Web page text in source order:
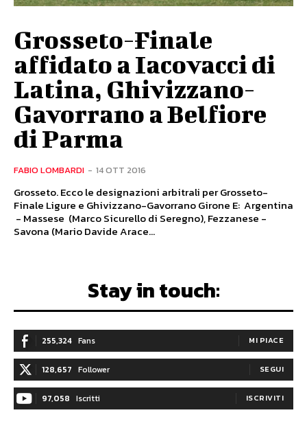
Grosseto-Finale
affidato a Iacovacci di
Latina, Ghivizzano-
Gavorrano a Belfiore
di Parma
FABIO LOMBARDI - 14 OTT 2016
Grosseto. Ecco le designazioni arbitrali per Grosseto-
Finale Ligure e Ghivizzano-Gavorrano Girone E: Argentina
- Massese (Marco Sicurello di Seregno), Fezzanese -
Savona (Mario Davide Arace...
Stay in touch:
255,324 Fans MI PIACE
128,657 Follower SEGUI
97,058 Iscritti ISCRIVITI